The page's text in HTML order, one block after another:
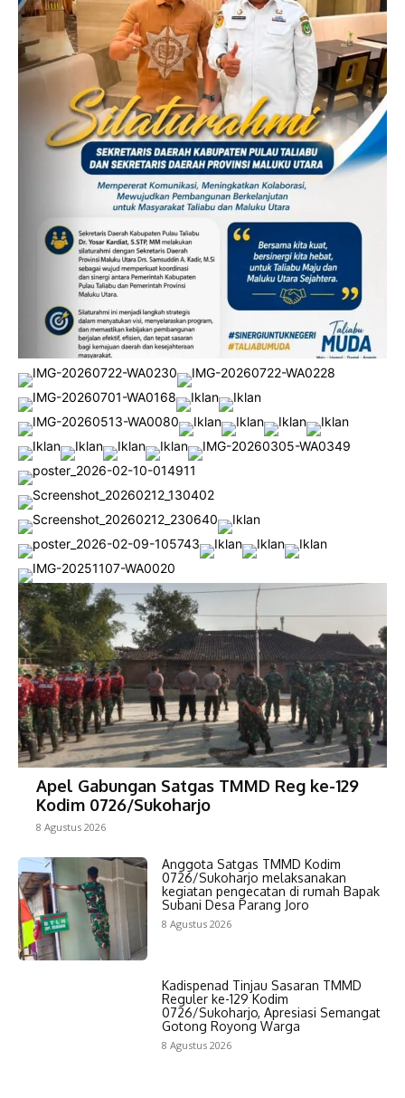
Apel Gabungan Satgas TMMD Reg ke-129
Kodim 0726/Sukoharjo
8 Agustus 2026
Anggota Satgas TMMD Kodim
0726/Sukoharjo melaksanakan
kegiatan pengecatan di rumah Bapak
Subani Desa Parang Joro
8 Agustus 2026
Kadispenad Tinjau Sasaran TMMD
Reguler ke-129 Kodim
0726/Sukoharjo, Apresiasi Semangat
Gotong Royong Warga
8 Agustus 2026